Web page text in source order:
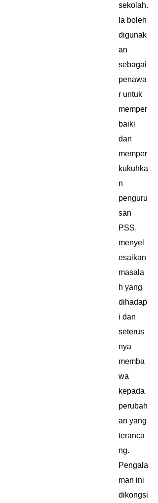
sekolah.
Ia boleh
digunak
an
sebagai
penawa
r untuk
memper
baiki
dan
memper
kukuhka
n
penguru
san
PSS,
menyel
esaikan
masala
h yang
dihadap
i dan
seterus
nya
memba
wa
kepada
perubah
an yang
teranca
ng.
Pengala
man ini
dikongsi